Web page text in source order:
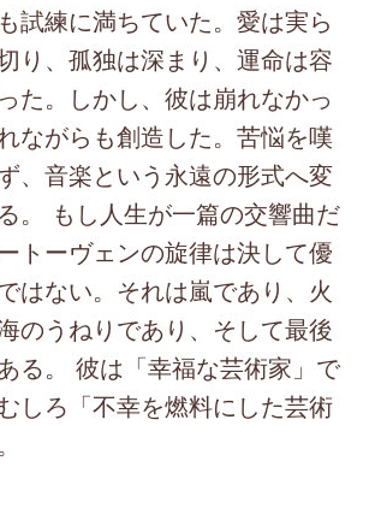
試練に満ちていた。愛は実ら
り、孤独は深まり、運命は容
た。しかし、彼は崩れなかっ
ながらも創造した。苦悩を嘆
、音楽という永遠の形式へ変
。 もし人生が一篇の交響曲だ
トーヴェンの旋律は決して優
はない。それは嵐であり、火
のうねりであり、そして最後
る。 彼は「幸福な芸術家」で
しろ「不幸を燃料にした芸術